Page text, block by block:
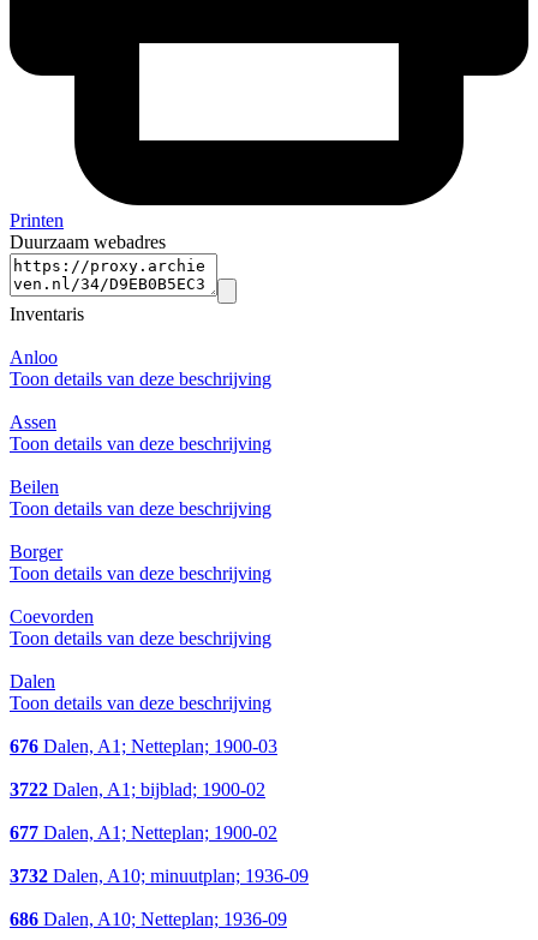
Printen
Duurzaam webadres
Inventaris
Anloo
Toon details van deze beschrijving
Assen
Toon details van deze beschrijving
Beilen
Toon details van deze beschrijving
Borger
Toon details van deze beschrijving
Coevorden
Toon details van deze beschrijving
Dalen
Toon details van deze beschrijving
676 Dalen, A1; Netteplan; 1900-03
3722 Dalen, A1; bijblad; 1900-02
677 Dalen, A1; Netteplan; 1900-02
3732 Dalen, A10; minuutplan; 1936-09
686 Dalen, A10; Netteplan; 1936-09